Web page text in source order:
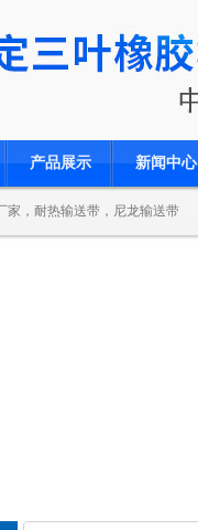
产品展示 新闻中心
家，耐热输送带，尼龙输送带